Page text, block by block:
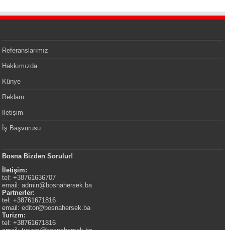
Referanslarımız
Hakkımızda
Künye
Reklam
İletişim
İş Başvurusu
Bosna Bizden Sorulur!
İletişim:
tel: +38761636707
email:admin@bosnahersek.ba
Partnerler:
tel: +38761671816
email:editor@bosnahersek.ba
Turizm:
tel: +38761671816